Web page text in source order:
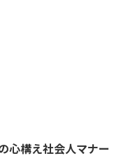
心構え社会人マナー